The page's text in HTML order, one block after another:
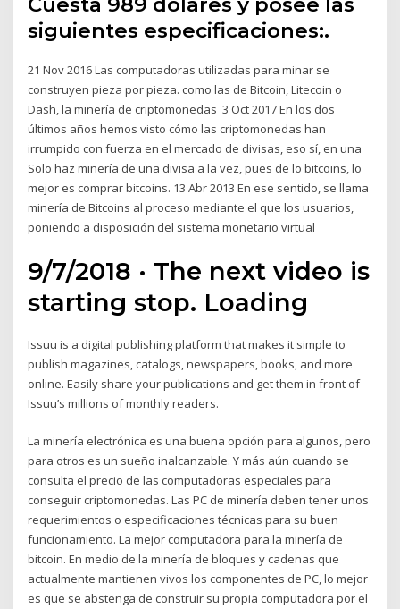
siguientes especificaciones:.
21 Nov 2016 Las computadoras utilizadas para minar se
construyen pieza por pieza. como las de Bitcoin, Litecoin o
Dash, la minería de criptomonedas 3 Oct 2017 En los dos
últimos años hemos visto cómo las criptomonedas han
irrumpido con fuerza en el mercado de divisas, eso sí, en una
Solo haz minería de una divisa a la vez, pues de lo bitcoins, lo
mejor es comprar bitcoins. 13 Abr 2013 En ese sentido, se llama
minería de Bitcoins al proceso mediante el que los usuarios,
poniendo a disposición del sistema monetario virtual
9/7/2018 · The next video is
starting stop. Loading
Issuu is a digital publishing platform that makes it simple to
publish magazines, catalogs, newspapers, books, and more
online. Easily share your publications and get them in front of
Issuu’s millions of monthly readers.
La minería electrónica es una buena opción para algunos, pero
para otros es un sueño inalcanzable. Y más aún cuando se
consulta el precio de las computadoras especiales para
conseguir criptomonedas. Las PC de minería deben tener unos
requerimientos o especificaciones técnicas para su buen
funcionamiento. La mejor computadora para la minería de
bitcoin. En medio de la minería de bloques y cadenas que
actualmente mantienen vivos los componentes de PC, lo mejor
es que se abstenga de construir su propia computadora por el